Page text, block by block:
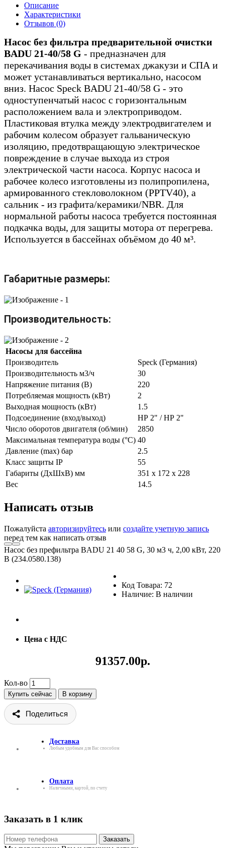
Описание
Характеристики
Отзывов (0)
Насос без фильтра предварительной очистки
BADU 21-40/58 G - предназначен для
перекачивания воды в системах джакузи и СПА и
может устанавливаться вертикально, насосом
вниз. Насос Speck BADU 21-40/58 G - это
одноступенчатый насос с горизонтальным
расположением вала и электроприводом.
Пластиковая втулка между электродвигателем и
рабочим колесом образует гальваническую
изоляцию, предотвращающую электрическое
повреждение в случае выхода из строя
электрической части насоса. Корпус насоса и
рабочее колесо изготовлены из полипропилена,
армированного стекловолокном (PPTV40), а
сальник - из графита/керамики/NBR. Для
нормальной работы насоса требуется постоянная
подкачка воды, для защиты мотора от перегрева.
Используется в бассейнах объёмом до 40 м³.
Габаритные размеры:
Производительность:
Насосы для бассейна
Производитель
Speck (Германия)
Производительность м3/ч
30
Напряжение питания (В)
220
Потребляемая мощность (кВт)
2
Выходная мощность (кВт)
1.5
Подсоединение (вход/выход)
НР 2" / НР 2"
Число оборотов двигателя (об/мин)
2850
Максимальная температура воды (°С) 40
Давление (max) бар
2.5
Класс защиты IP
55
Габариты (ДxШxВ) мм
351 x 172 x 228
Вес
14.5
Написать отзыв
Пожалуйста авторизируйтесь или создайте учетную запись
перед тем как написать отзыв
Насос без префильтра BADU 21 40 58 G, 30 м3 ч, 2,00 кВт, 220
В (234.0580.138)
Код Товара: 72
Наличие: В наличии
Цена с НДС
91357.00р.
Кол-во
Купить сейчас В корзину
Поделиться
Доставка
Любым удобным для Вас способом
Оплата
Наличными, картой, по счету
Заказать в 1 клик
Заказать